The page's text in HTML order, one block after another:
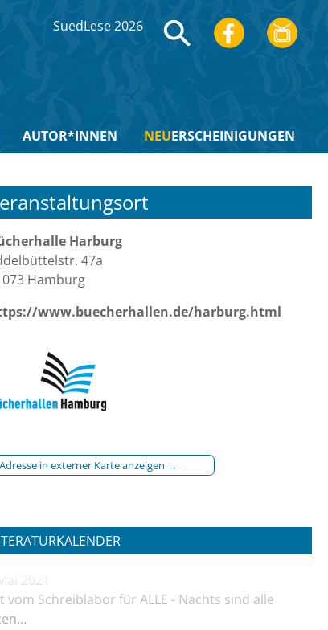
AUTOR*INNEN NEUERSCHEINIGUNGEN
SuedLese 2026
Harburg
47a
Hamburg
www.buecherhallen.de/harburg.html
Adresse in externer Karte anzeigen →
2021
vom Schreiblabor für ALLE - Nachts sind alle